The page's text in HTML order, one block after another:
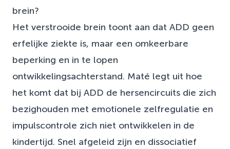
brein?
Het verstrooide brein toont aan dat ADD geen
erfelijke ziekte is, maar een omkeerbare
beperking en in te lopen
ontwikkelingsachterstand. Maté legt uit hoe
het komt dat bij ADD de hersencircuits die zich
bezighouden met emotionele zelfregulatie en
impulscontrole zich niet ontwikkelen in de
kindertijd. Snel afgeleid zijn en dissociatief